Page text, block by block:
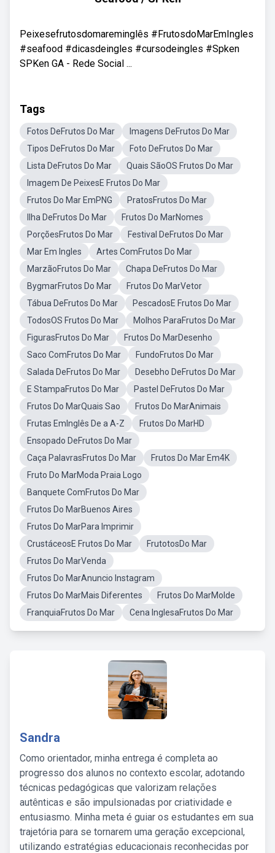
Peixesefrutosdomareminglês #FrutosdoMarEmIngles
#seafood #dicasdeingles #cursodeingles #Spken
SPKen GA - Rede Social ...
Tags
Fotos DeFrutos Do Mar
Imagens DeFrutos Do Mar
Tipos DeFrutos Do Mar
Foto DeFrutos Do Mar
Lista DeFrutos Do Mar
Quais SãoOS Frutos Do Mar
Imagem De PeixesE Frutos Do Mar
Frutos Do Mar EmPNG
PratosFrutos Do Mar
Ilha DeFrutos Do Mar
Frutos Do MarNomes
PorçõesFrutos Do Mar
Festival DeFrutos Do Mar
Mar Em Ingles
Artes ComFrutos Do Mar
MarzãoFrutos Do Mar
Chapa DeFrutos Do Mar
BygmarFrutos Do Mar
Frutos Do MarVetor
Tábua DeFrutos Do Mar
PescadosE Frutos Do Mar
TodosOS Frutos Do Mar
Molhos ParaFrutos Do Mar
FigurasFrutos Do Mar
Frutos Do MarDesenho
Saco ComFrutos Do Mar
FundoFrutos Do Mar
Salada DeFrutos Do Mar
Desebho DeFrutos Do Mar
E StampaFrutos Do Mar
Pastel DeFrutos Do Mar
Frutos Do MarQuais Sao
Frutos Do MarAnimais
Frutas EmInglês De a A-Z
Frutos Do MarHD
Ensopado DeFrutos Do Mar
Caça PalavrasFrutos Do Mar
Frutos Do Mar Em4K
Fruto Do MarModa Praia Logo
Banquete ComFrutos Do Mar
Frutos Do MarBuenos Aires
Frutos Do MarPara Imprimir
CrustáceosE Frutos Do Mar
FrutotosDo Mar
Frutos Do MarVenda
Frutos Do MarAnuncio Instagram
Frutos Do MarMais Diferentes
Frutos Do MarMolde
FranquiaFrutos Do Mar
Cena InglesaFrutos Do Mar
Sandra
Como orientador, minha entrega é completa ao
progresso dos alunos no contexto escolar, adotando
técnicas pedagógicas que valorizam relações
autênticas e são impulsionadas por criatividade e
entusiasmo. Minha meta é guiar os estudantes em sua
trajetória para se tornarem uma geração excepcional,
utilizando estratégias educacionais reconhecidas por